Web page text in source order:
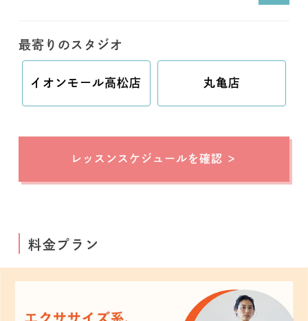
最寄りのスタジオ
イオンモール高松店 丸亀店
レッスンスケジュールを確認
料金プラン